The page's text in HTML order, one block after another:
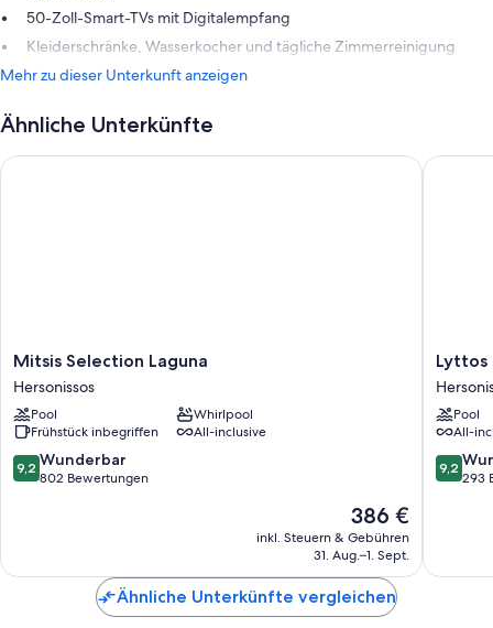
50-Zoll-Smart-TVs mit Digitalempfang
Kleiderschränke, Wasserkocher und tägliche Zimmerreinigung
Mehr zu dieser Unterkunft anzeigen
Ähnliche Unterkünfte
Mitsis
Selection
Laguna
Hersonissos
Mitsis Selection Laguna
Hersonissos
Pool
Whirlpool
Frühstück inbegriffen
All-inclusive
9.2
von
9,2 Wunderbar
802 Bewertungen
Der
Preis
beträgt
386 €
inkl. Steuern & Gebühren
31. Aug.–1. Sept.
Mitsis Selection Laguna
Lyttos
Beach
-
All
Inclusive
Lyttos
Pool
All-
9.2
von
9,2
293
Lyttos
Ähnliche Unterkünfte vergleichen